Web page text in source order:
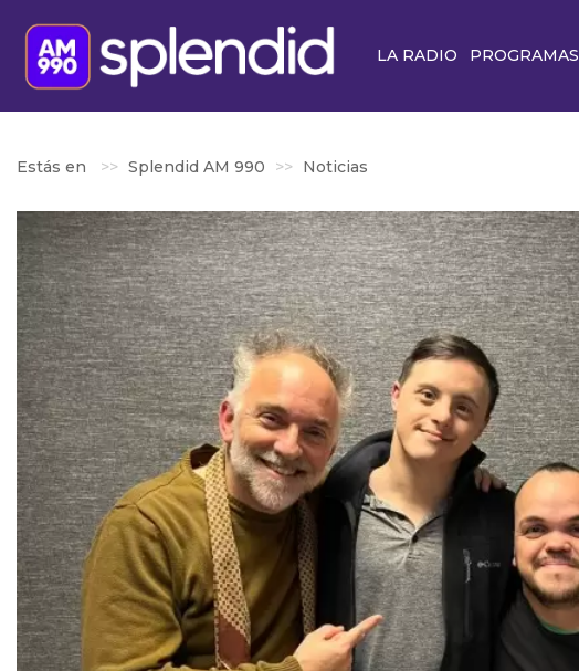
LA RADIO PROGRAMAS
Estás en Splendid AM 990 Noticias